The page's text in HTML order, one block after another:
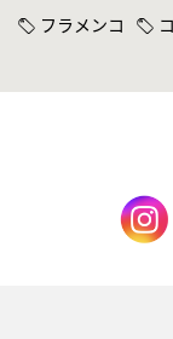
フラメンコ